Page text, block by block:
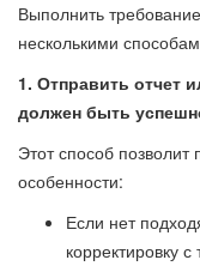
Выполнить
несколькими
1. Отправить отчет
должен быть
Этот способ
особенности:
Если нет
корректировку